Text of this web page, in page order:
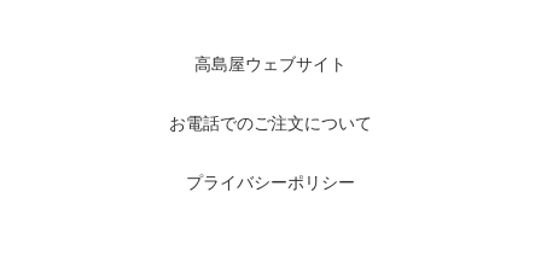
高島屋ウェブサイト
お電話でのご注文について
プライバシーポリシー